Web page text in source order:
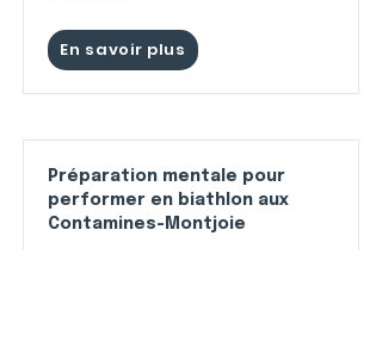
En savoir plus
Préparation mentale pour
performer en biathlon aux
Contamines-Montjoie